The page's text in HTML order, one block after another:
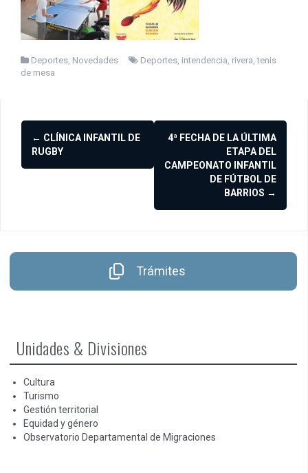
Deportes Novedades Deportes intendencia rivera ,tenis
de mesa
Navegación
de
entradas
← CLÍNICA INFANTIL DE
RUGBY
4ª FECHA DE LA ÚLTIMA
ETAPA DEL
CAMPEONATO INFANTIL
DE FÚTBOL DE
BARRIOS →
Trámites
Unidades & Divisiones
Cultura
Turismo
Gestión territorial
Equidad y género
Observatorio Departamental de Migraciones